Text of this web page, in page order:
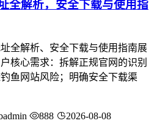
全解析，安全下载与使用指
全解析、安全下载与使用指南展
核心需求：拆解正规官网的识别
鱼网站风险；明确安全下载渠
888 2026-08-08